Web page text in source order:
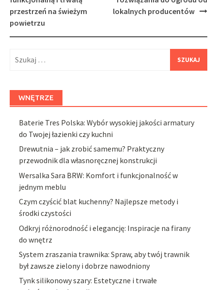
przestrzeń na świeżym
powietrzu
lokalnych producentów
WNĘTRZE
Baterie Tres Polska: Wybór wysokiej jakości armatury
do Twojej łazienki czy kuchni
Drewutnia – jak zrobić samemu? Praktyczny
przewodnik dla własnoręcznej konstrukcji
Wersalka Sara BRW: Komfort i funkcjonalność w
jednym meblu
Czym czyścić blat kuchenny? Najlepsze metody i
środki czystości
Odkryj różnorodność i elegancję: Inspiracje na firany
do wnętrz
System zraszania trawnika: Spraw, aby twój trawnik
był zawsze zielony i dobrze nawodniony
Tynk silikonowy szary: Estetyczne i trwałe